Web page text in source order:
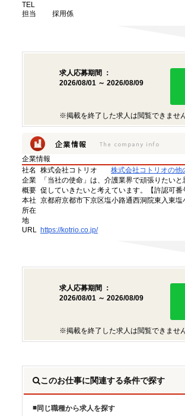
TEL
担当 採用係
求人応募期間 ：
2026/08/01 ～ 2026/08/09
※掲載を終了した求人は閲覧できませ
企業情報
社名
株式会社コトリオ
株式会社コトリオの他
企業
概要
「当社の使命」は、介護業界で頑張りたい
促していきたいと考えています。【許認可
本社
所在
地
京都府京都市下京区塩小路通西洞院東入東
URL https://kotrio.co.jp/
求人応募期間 ：
2026/08/01 ～ 2026/08/09
※掲載を終了した求人は閲覧できませ
このお仕事に関連する条件で探す
同じ職種から求人を探す